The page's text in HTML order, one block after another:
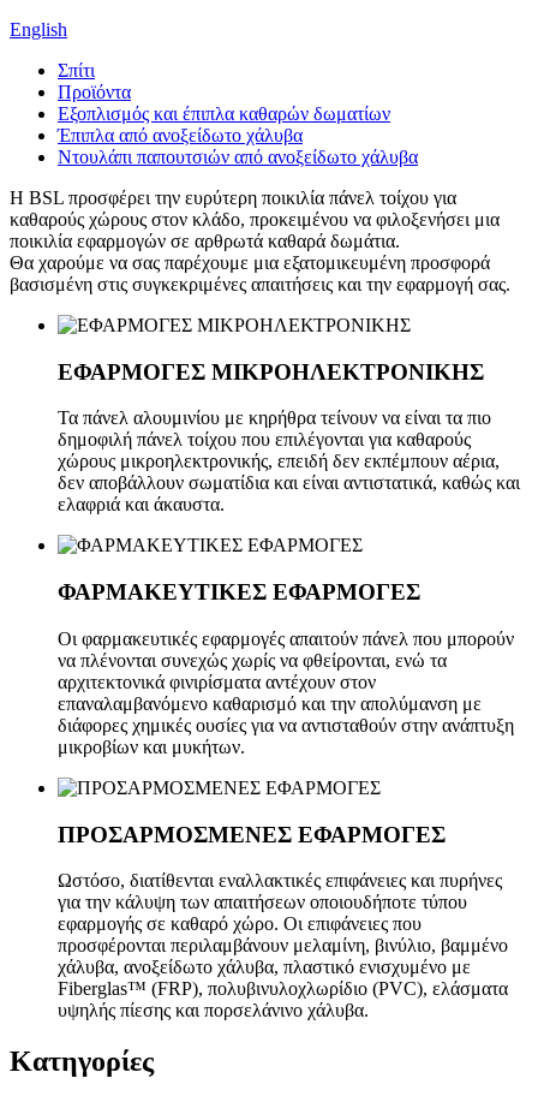
English
Σπίτι
Προϊόντα
Εξοπλισμός και έπιπλα καθαρών δωματίων
Έπιπλα από ανοξείδωτο χάλυβα
Ντουλάπι παπουτσιών από ανοξείδωτο χάλυβα
Η BSL προσφέρει την ευρύτερη ποικιλία πάνελ τοίχου για
καθαρούς χώρους στον κλάδο, προκειμένου να φιλοξενήσει μια
ποικιλία εφαρμογών σε αρθρωτά καθαρά δωμάτια.
Θα χαρούμε να σας παρέχουμε μια εξατομικευμένη προσφορά
βασισμένη στις συγκεκριμένες απαιτήσεις και την εφαρμογή σας.
ΕΦΑΡΜΟΓΕΣ ΜΙΚΡΟΗΛΕΚΤΡΟΝΙΚΗΣ
Τα πάνελ αλουμινίου με κηρήθρα τείνουν να είναι τα πιο
δημοφιλή πάνελ τοίχου που επιλέγονται για καθαρούς
χώρους μικροηλεκτρονικής, επειδή δεν εκπέμπουν αέρια,
δεν αποβάλλουν σωματίδια και είναι αντιστατικά, καθώς και
ελαφριά και άκαυστα.
ΦΑΡΜΑΚΕΥΤΙΚΕΣ ΕΦΑΡΜΟΓΕΣ
Οι φαρμακευτικές εφαρμογές απαιτούν πάνελ που μπορούν
να πλένονται συνεχώς χωρίς να φθείρονται, ενώ τα
αρχιτεκτονικά φινιρίσματα αντέχουν στον
επαναλαμβανόμενο καθαρισμό και την απολύμανση με
διάφορες χημικές ουσίες για να αντισταθούν στην ανάπτυξη
μικροβίων και μυκήτων.
ΠΡΟΣΑΡΜΟΣΜΕΝΕΣ ΕΦΑΡΜΟΓΕΣ
Ωστόσο, διατίθενται εναλλακτικές επιφάνειες και πυρήνες
για την κάλυψη των απαιτήσεων οποιουδήποτε τύπου
εφαρμογής σε καθαρό χώρο. Οι επιφάνειες που
προσφέρονται περιλαμβάνουν μελαμίνη, βινύλιο, βαμμένο
χάλυβα, ανοξείδωτο χάλυβα, πλαστικό ενισχυμένο με
Fiberglas™ (FRP), πολυβινυλοχλωρίδιο (PVC), ελάσματα
υψηλής πίεσης και πορσελάνινο χάλυβα.
Κατηγορίες